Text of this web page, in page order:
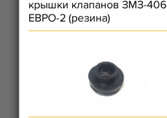
крышки клапанов ЗМЗ-406
ЕВРО-2 (резина)